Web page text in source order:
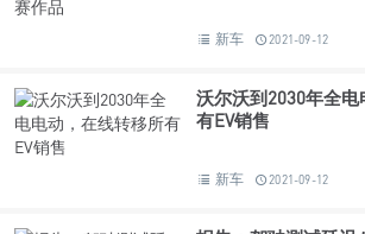
新车 2021-09-12
沃尔沃到2030年全
有EV销售
新车 2021-09-12